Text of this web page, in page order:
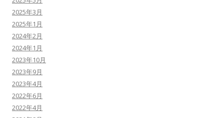
2025年3月
2025年1月
2024年2月
2024年1月
2023年10月
2023年9月
2023年4月
2022年6月
2022年4月